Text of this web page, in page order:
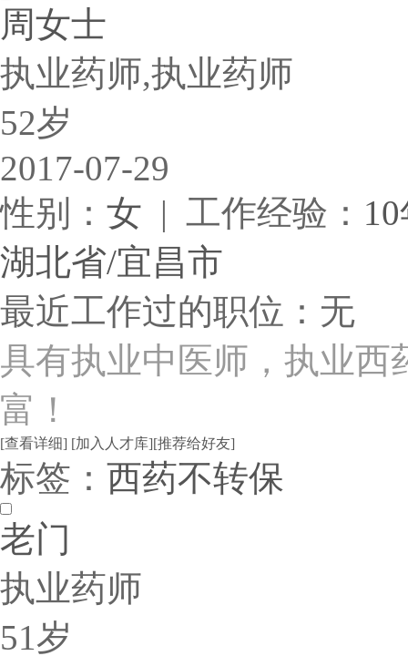
周女士
执业药师,执业药师
52岁
2017-07-29
性别： 女 | 工作经验：
湖北省/宜昌市
最近工作过的职位：无
具有执业中医师，执业西
富！
[查看详细] [加入人才库][推荐给好友]
标签： 西药不转保
老门
执业药师
51岁